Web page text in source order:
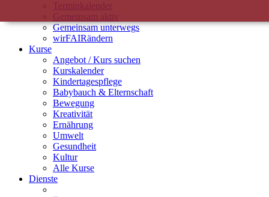
Terminkalender
Gemeinsam aktiv
Gemeinsam unterwegs
wirFAIRändern
Kurse
Angebot / Kurs suchen
Kurskalender
Kindertagespflege
Babybauch & Elternschaft
Bewegung
Kreativität
Ernährung
Umwelt
Gesundheit
Kultur
Alle Kurse
Dienste